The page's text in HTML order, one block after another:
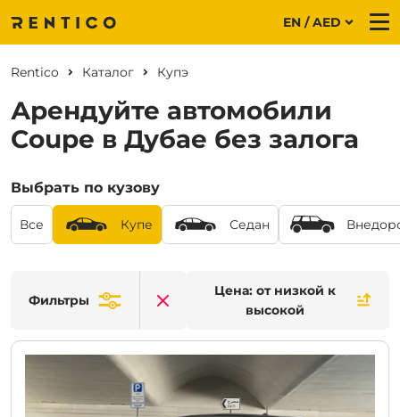
EN / AED
Арендуйте автомобили
Coupe в Дубае без залога
Rentico Каталог Купэ
Выбрать по кузову
Все Купе Седан
Фильтры
Clear filters
Цена: от низкой к
высокой
CURRENT PROMOTION: